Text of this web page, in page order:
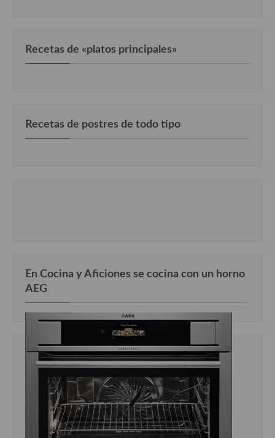
Recetas de «platos principales»
Recetas de postres de todo tipo
En Cocina y Aficiones se cocina con un horno
AEG